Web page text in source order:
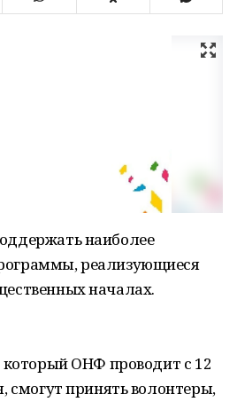
наиболее
реализующиеся
началах.
который ОНФ проводит с 12
смогут принять волонтеры,